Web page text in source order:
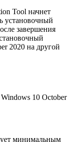
Tool начнет
установочный
завершения
2020 на другой
10 October
минимальным